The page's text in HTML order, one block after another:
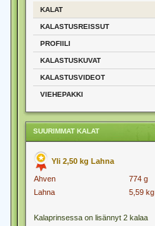
KALAT
KALASTUSREISSUT
PROFIILI
KALASTUSKUVAT
KALASTUSVIDEOT
VIEHEPAKKI
SUURIMMAT KALAT
Yli 2,50 kg Lahna
Ahven
774 g
Lahna
5,59 kg
Kalaprinsessa on lisännyt 2 kalaa